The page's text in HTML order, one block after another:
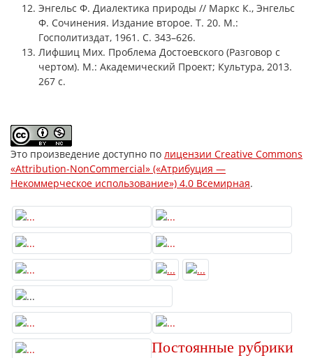
Это произведение доступно по лицензии Creative Commons
«Attribution-NonCommercial» («Атрибуция —
Некоммерческое использование») 4.0 Всемирная.
Постоянные рубрики
Энгельс Ф. Диалектика природы // Маркс К., Энгельс
Ф. Сочинения. Издание второе. Т. 20. М.:
Госполитиздат, 1961. С. 343–626.
Лифшиц Мих. Проблема Достоевского (Разговор с
чертом). М.: Академический Проект; Культура, 2013.
267 с.